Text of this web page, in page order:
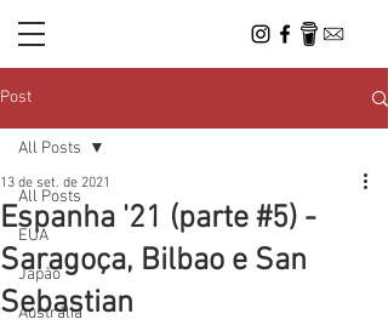
Post
All Posts
EUA
Japão
Austrália
All Posts
Espanha '21 (parte #5) -
Saragoça, Bilbao e San
Sebastian
13 de set. de 2021